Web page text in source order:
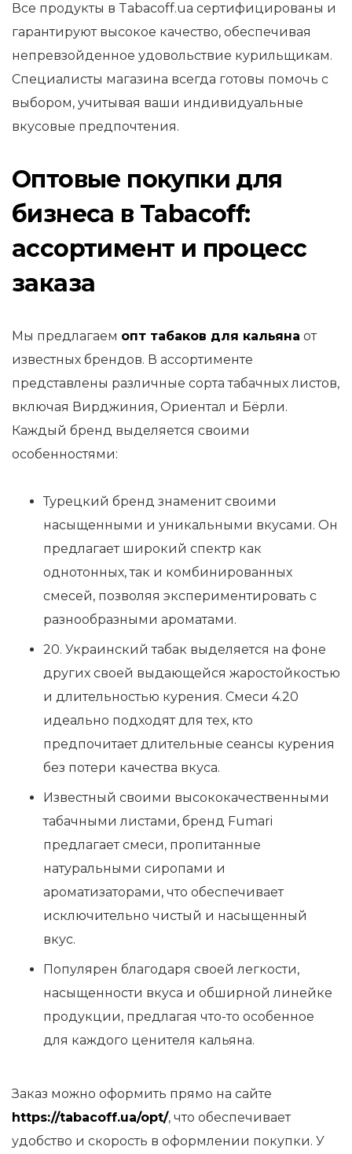
Все продукты в Tabacoff.ua сертифицированы и
гарантируют высокое качество, обеспечивая
непревзойденное удовольствие курильщикам.
Специалисты магазина всегда готовы помочь с
выбором, учитывая ваши индивидуальные
вкусовые предпочтения.
Оптовые покупки для
бизнеса в Tabacoff:
ассортимент и процесс
заказа
Мы предлагаем опт табаков для кальяна от
известных брендов. В ассортименте
представлены различные сорта табачных листов,
включая Вирджиния, Ориентал и Бёрли.
Каждый бренд выделяется своими
особенностями:
Турецкий бренд знаменит своими
насыщенными и уникальными вкусами. Он
предлагает широкий спектр как
однотонных, так и комбинированных
смесей, позволяя экспериментировать с
разнообразными ароматами.
20. Украинский табак выделяется на фоне
других своей выдающейся жаростойкостью
и длительностью курения. Смеси 4.20
идеально подходят для тех, кто
предпочитает длительные сеансы курения
без потери качества вкуса.
Известный своими высококачественными
табачными листами, бренд Fumari
предлагает смеси, пропитанные
натуральными сиропами и
ароматизаторами, что обеспечивает
исключительно чистый и насыщенный
вкус.
Популярен благодаря своей легкости,
насыщенности вкуса и обширной линейке
продукции, предлагая что-то особенное
для каждого ценителя кальяна.
Заказ можно оформить прямо на сайте
https://tabacoff.ua/opt/, что обеспечивает
удобство и скорость в оформлении покупки. У